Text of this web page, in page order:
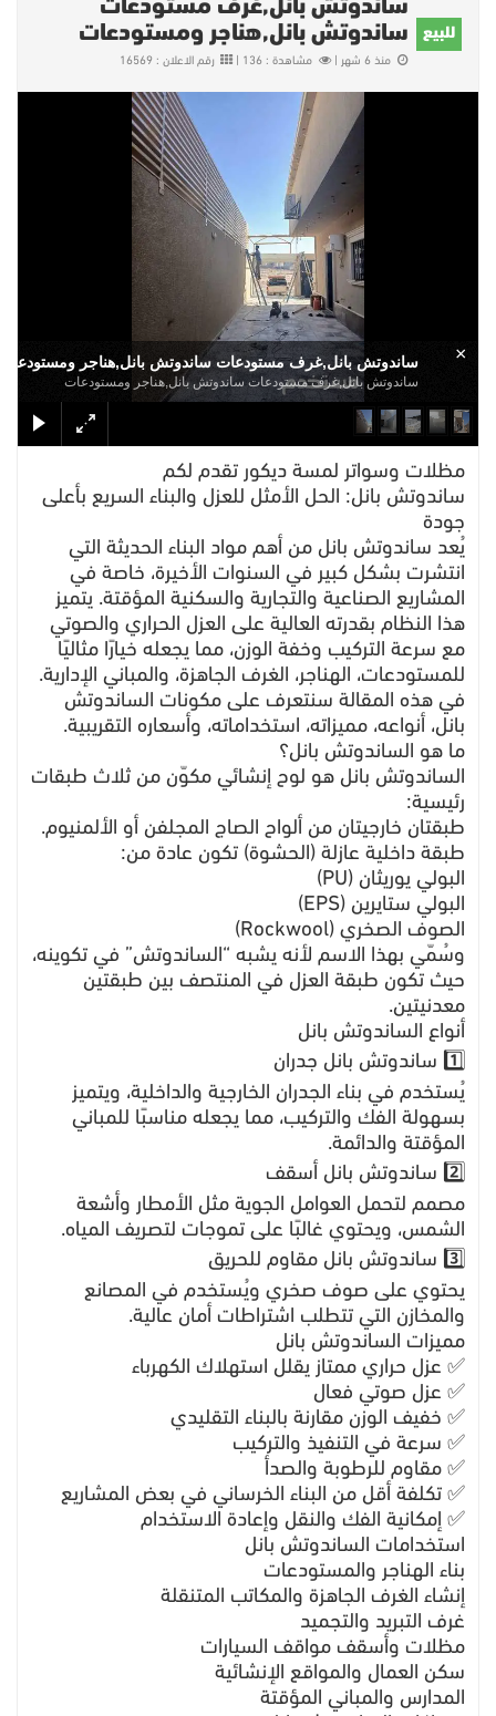
للبيع
ساندوتش بانل,غرف مستودعات
ساندوتش بانل,هناجر ومستودعات
منذ 6 شهر | مشاهدة : 136 | رقم الاعلان : 16569
ساندوتش بانل,غرف مستودعات ساندوتش بانل,هناجر ومستودعات
ساندوتش بانل,غرف مستودعات ساندوتش بانل,هناجر ومستودعات
×
مظلات وسواتر لمسة ديكور تقدم لكم
ساندوتش بانل: الحل الأمثل للعزل والبناء السريع بأعلى
جودة
يُعد ساندوتش بانل من أهم مواد البناء الحديثة التي
انتشرت بشكل كبير في السنوات الأخيرة، خاصة في
المشاريع الصناعية والتجارية والسكنية المؤقتة. يتميز
هذا النظام بقدرته العالية على العزل الحراري والصوتي
مع سرعة التركيب وخفة الوزن، مما يجعله خيارًا مثاليًا
للمستودعات، الهناجر، الغرف الجاهزة، والمباني الإدارية.
في هذه المقالة سنتعرف على مكونات الساندوتش
بانل، أنواعه، مميزاته، استخداماته، وأسعاره التقريبية.
ما هو الساندوتش بانل؟
الساندوتش بانل هو لوح إنشائي مكوّن من ثلاث طبقات
رئيسية:
طبقتان خارجيتان من ألواح الصاج المجلفن أو الألمنيوم.
طبقة داخلية عازلة (الحشوة) تكون عادة من:
البولي يوريثان (PU)
البولي ستايرين (EPS)
الصوف الصخري (Rockwool)
وسُمّي بهذا الاسم لأنه يشبه “الساندوتش” في تكوينه،
حيث تكون طبقة العزل في المنتصف بين طبقتين
معدنيتين.
أنواع الساندوتش بانل
1️⃣ ساندوتش بانل جدران
يُستخدم في بناء الجدران الخارجية والداخلية، ويتميز
بسهولة الفك والتركيب، مما يجعله مناسبًا للمباني
المؤقتة والدائمة.
2️⃣ ساندوتش بانل أسقف
مصمم لتحمل العوامل الجوية مثل الأمطار وأشعة
الشمس، ويحتوي غالبًا على تموجات لتصريف المياه.
3️⃣ ساندوتش بانل مقاوم للحريق
يحتوي على صوف صخري ويُستخدم في المصانع
والمخازن التي تتطلب اشتراطات أمان عالية.
مميزات الساندوتش بانل
✅ عزل حراري ممتاز يقلل استهلاك الكهرباء
✅ عزل صوتي فعال
✅ خفيف الوزن مقارنة بالبناء التقليدي
✅ سرعة في التنفيذ والتركيب
✅ مقاوم للرطوبة والصدأ
✅ تكلفة أقل من البناء الخرساني في بعض المشاريع
✅ إمكانية الفك والنقل وإعادة الاستخدام
استخدامات الساندوتش بانل
بناء الهناجر والمستودعات
إنشاء الغرف الجاهزة والمكاتب المتنقلة
غرف التبريد والتجميد
مظلات وأسقف مواقف السيارات
سكن العمال والمواقع الإنشائية
المدارس والمباني المؤقتة